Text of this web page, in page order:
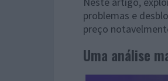
problemas e
preço
Uma análise